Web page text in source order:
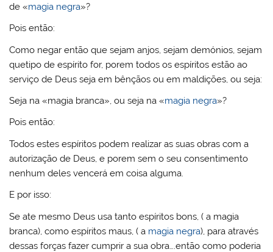
de «magia negra»?
Pois então:
Como negar então que sejam anjos, sejam demónios, sejam
quetipo de espírito for, porem todos os espíritos estão ao
serviço de Deus seja em bênçãos ou em maldições, ou seja:
Seja na «magia branca», ou seja na «magia negra»?
Pois então:
Todos estes espíritos podem realizar as suas obras com a
autorização de Deus, e porem sem o seu consentimento
nenhum deles vencerá em coisa alguma.
E por isso:
Se ate mesmo Deus usa tanto espíritos bons, ( a magia
branca), como espíritos maus, ( a magia negra), para através
dessas forças fazer cumprir a sua obra….então como poderia